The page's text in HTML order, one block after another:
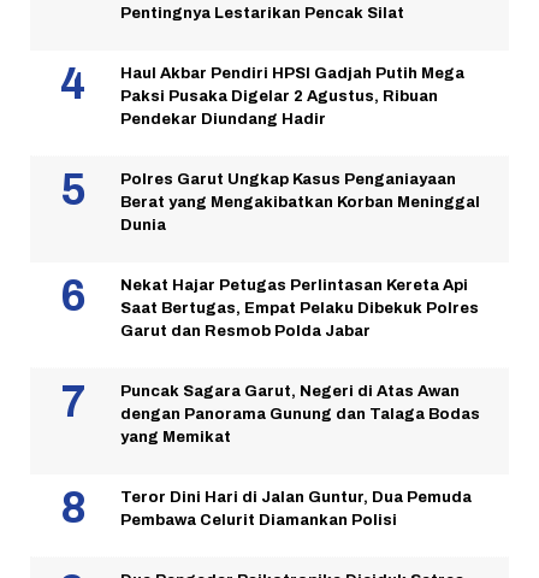
Pentingnya Lestarikan Pencak Silat
Haul Akbar Pendiri HPSI Gadjah Putih Mega
Paksi Pusaka Digelar 2 Agustus, Ribuan
Pendekar Diundang Hadir
Polres Garut Ungkap Kasus Penganiayaan
Berat yang Mengakibatkan Korban Meninggal
Dunia
Nekat Hajar Petugas Perlintasan Kereta Api
Saat Bertugas, Empat Pelaku Dibekuk Polres
Garut dan Resmob Polda Jabar
Puncak Sagara Garut, Negeri di Atas Awan
dengan Panorama Gunung dan Talaga Bodas
yang Memikat
Teror Dini Hari di Jalan Guntur, Dua Pemuda
Pembawa Celurit Diamankan Polisi